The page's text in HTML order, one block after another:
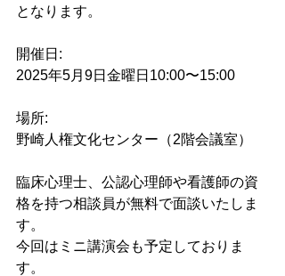
となります。
開催日:
2025年5月9日金曜日10:00〜15:00
場所:
野崎人権文化センター（2階会議室）
臨床心理士、公認心理師や看護師の資
格を持つ相談員が無料で面談いたしま
す。
今回はミニ講演会も予定しておりま
す。